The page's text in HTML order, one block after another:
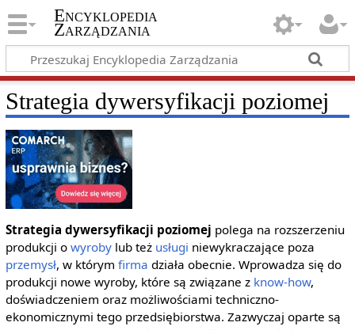
Encyklopedia
Zarządzania
Strategia dywersyfikacji poziomej
Strategia dywersyfikacji poziomej polega na rozszerzeniu
produkcji o wyrobylub też usługi niewykraczające poza
przemysł, w którym firma działa obecnie. Wprowadza się do
produkcji nowe wyroby, które są związane z know-how,
doświadczeniem oraz możliwościami techniczno-
ekonomicznymi tego przedsiębiorstwa. Zazwyczaj oparte są